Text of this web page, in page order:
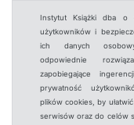
Instytut Książki dba o
użytkowników i
ich danych
odpowiednie
zapobiegające
prywatność
plików cookies, by
serwisów oraz do celów